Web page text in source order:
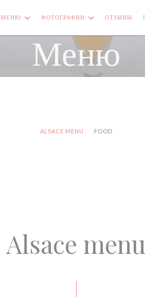
МЕНЮ ФОТОГРАФИИ ОТЗЫВЫ
Меню
ALSACE MENU FOOD
Alsace menu